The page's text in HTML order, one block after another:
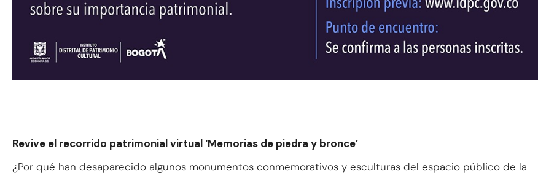
Revive el recorrido patrimonial virtual ‘Memorias de piedra y bronce’
¿Por qué han desaparecido algunos monumentos conmemorativos y esculturas del espacio público de la